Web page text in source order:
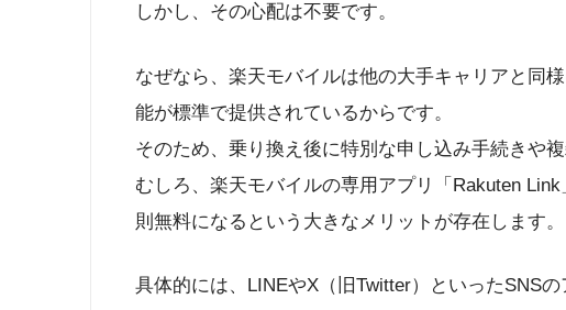
しかし、その心配は不要です。
なぜなら、楽天モバイルは他の大手キャリアと同
能が標準で提供されているからです。
そのため、乗り換え後に特別な申し込み手続きや
むしろ、楽天モバイルの専用アプリ「Rakuten
則無料になるという大きなメリットが存在します。
具体的には、LINEやX（旧Twitter）といったSNS